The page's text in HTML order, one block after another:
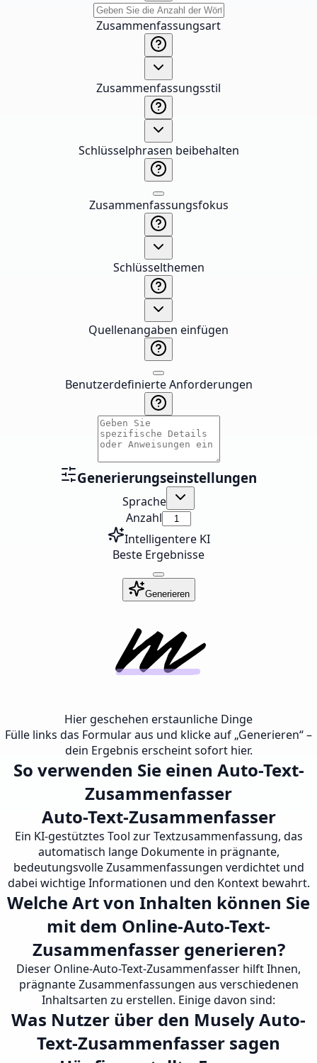
Zusammenfassungsart
Zusammenfassungsstil
Schlüsselphrasen beibehalten
Zusammenfassungsfokus
Schlüsselthemen
Quellenangaben einfügen
Benutzerdefinierte Anforderungen
Generierungseinstellungen
Sprache
Anzahl
Intelligentere KI
Beste Ergebnisse
Generieren
Hier geschehen erstaunliche Dinge
Fülle links das Formular aus und klicke auf „Generieren“ –
dein Ergebnis erscheint sofort hier.
So verwenden Sie einen Auto-Text-
Zusammenfasser
Auto-Text-Zusammenfasser
Ein KI-gestütztes Tool zur Textzusammenfassung, das
automatisch lange Dokumente in prägnante,
bedeutungsvolle Zusammenfassungen verdichtet und
dabei wichtige Informationen und den Kontext bewahrt.
Welche Art von Inhalten können Sie
mit dem Online-Auto-Text-
Zusammenfasser generieren?
Dieser Online-Auto-Text-Zusammenfasser hilft Ihnen,
prägnante Zusammenfassungen aus verschiedenen
Inhaltsarten zu erstellen. Einige davon sind:
Was Nutzer über den Musely Auto-
Text-Zusammenfasser sagen